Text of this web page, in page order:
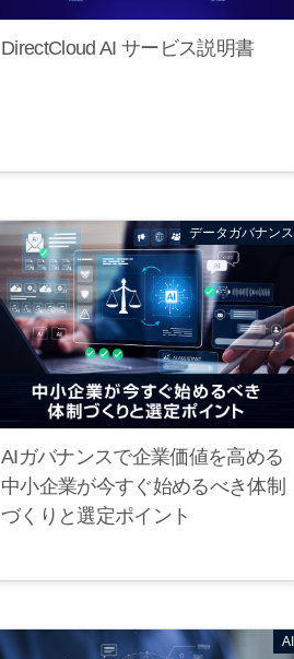
DirectCloud AI サービス説明書
データガバナンス
AIガバナンスで企業価値を高める
中小企業が今すぐ始めるべき体制
づくりと選定ポイント
AI